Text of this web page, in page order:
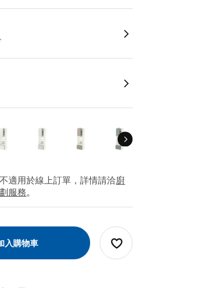
適用於線上訂單，詳情請洽廚
服務。
入購物車